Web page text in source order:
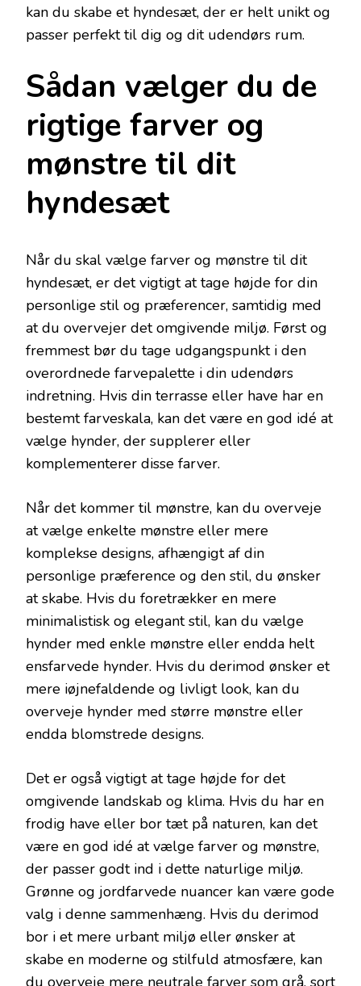
kan du skabe et hyndesæt, der er helt unikt og
passer perfekt til dig og dit udendørs rum.
Sådan vælger du de
rigtige farver og
mønstre til dit
hyndesæt
Når du skal vælge farver og mønstre til dit
hyndesæt, er det vigtigt at tage højde for din
personlige stil og præferencer, samtidig med
at du overvejer det omgivende miljø. Først og
fremmest bør du tage udgangspunkt i den
overordnede farvepalette i din udendørs
indretning. Hvis din terrasse eller have har en
bestemt farveskala, kan det være en god idé at
vælge hynder, der supplerer eller
komplementerer disse farver.
Når det kommer til mønstre, kan du overveje
at vælge enkelte mønstre eller mere
komplekse designs, afhængigt af din
personlige præference og den stil, du ønsker
at skabe. Hvis du foretrækker en mere
minimalistisk og elegant stil, kan du vælge
hynder med enkle mønstre eller endda helt
ensfarvede hynder. Hvis du derimod ønsker et
mere iøjnefaldende og livligt look, kan du
overveje hynder med større mønstre eller
endda blomstrede designs.
Det er også vigtigt at tage højde for det
omgivende landskab og klima. Hvis du har en
frodig have eller bor tæt på naturen, kan det
være en god idé at vælge farver og mønstre,
der passer godt ind i dette naturlige miljø.
Grønne og jordfarvede nuancer kan være gode
valg i denne sammenhæng. Hvis du derimod
bor i et mere urbant miljø eller ønsker at
skabe en moderne og stilfuld atmosfære, kan
du overveje mere neutrale farver som grå, sort